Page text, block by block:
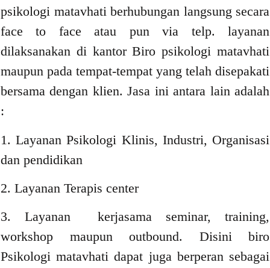
psikologi matavhati berhubungan langsung secara
face to face atau pun via telp. layanan
dilaksanakan di kantor Biro psikologi matavhati
maupun pada tempat-tempat yang telah disepakati
bersama dengan klien. Jasa ini antara lain adalah
:
1. Layanan Psikologi Klinis, Industri, Organisasi
dan pendidikan
2. Layanan Terapis center
3. Layanan kerjasama seminar, training,
workshop maupun outbound. Disini biro
Psikologi matavhati dapat juga berperan sebagai